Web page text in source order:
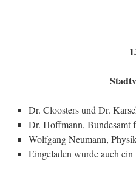
Dr. Cloosters und Dr.
Dr. Hoffmann, Bundesamt
Wolfgang Neumann,
Eingeladen wurde auch